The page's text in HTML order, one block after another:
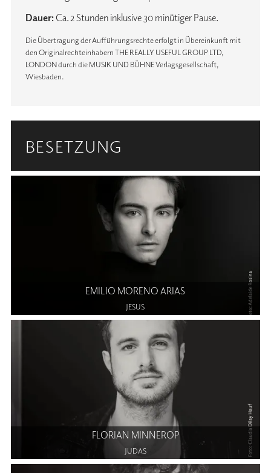
Dauer:Ca. 2 Stunden inklusive 30 minütiger Pause.
Die Übertragung der Aufführungsrechte erfolgt in Übereinkunft mit
den Originalrechteinhabern THE REALLY USEFUL GROUP LTD,
LONDON durch die MUSIK UND BÜHNE Verlagsgesellschaft,
Wiesbaden.
BESETZUNG
EMILIO MORENO ARIAS
JESUS
FLORIAN MINNEROP
JUDAS